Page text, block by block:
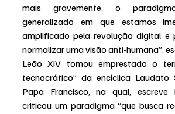
mais gravemente, o
generalizado em que estamos
amplificado pela revolução digital e
normalizar uma visão anti-humana”,
Leão XIV tomou emprestado o
tecnocrático” da encíclica
Papa Francisco, na qual, escreve
criticou um paradigma “que busca